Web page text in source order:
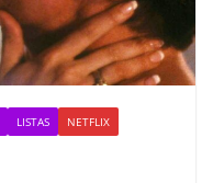
LISTAS NETFLIX